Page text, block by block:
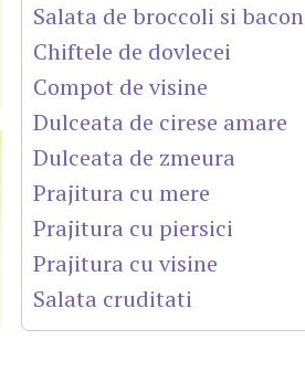
Salata de broccoli si bacon
Chiftele de dovlecei
Compot de visine
Dulceata de cirese amare
Dulceata de zmeura
Prajitura cu mere
Prajitura cu piersici
Prajitura cu visine
Salata cruditati